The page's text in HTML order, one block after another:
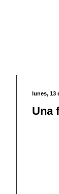
lunes, 13
Una